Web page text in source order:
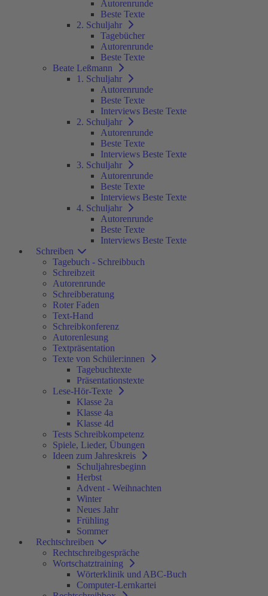
Autorenrunde
Beste Texte
2. Schuljahr
Tagebücher
Autorenrunde
Beste Texte
Beate Leßmann
1. Schuljahr
Autorenrunde
Beste Texte
Interviews Beste Texte
2. Schuljahr
Autorenrunde
Beste Texte
Interviews Beste Texte
3. Schuljahr
Autorenrunde
Beste Texte
Interviews Beste Texte
4. Schuljahr
Autorenrunde
Beste Texte
Interviews Beste Texte
Schreiben
Tagebuch - Schreibbuch
Schreibzeit
Autorenrunde
Schreibberatung
Roter Faden
Text-Hand
Schreibkonferenz
Autorenlesung
Textpräsentation
Texte von Schüler:innen
Tagebuchtexte
Präsentationstexte
Lese-Hör-Texte
Klasse 2a
Klasse 4a
Klasse 4d
Tests Schreibkompetenz
Spiele, Lieder, Übungen
Ideen zum Jahreskreis
Schuljahresbeginn
Herbst
Advent - Weihnachten
Winter
Neues Jahr
Frühling
Sommer
Rechtschreiben
Rechtschreibgespräche
Wortschatztraining
Wörterklinik und ABC-Buch
Computer-Lernkartei